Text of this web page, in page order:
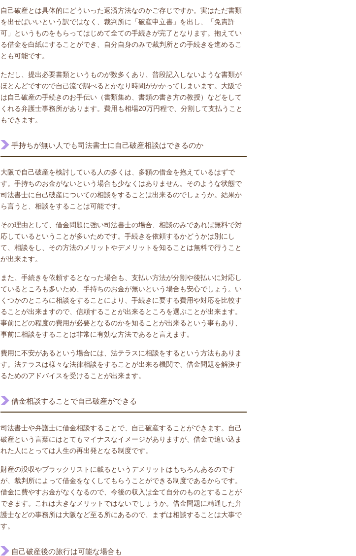
自己破産とは具体的にどういった返済方法なのかご存じですか。実はただ書類
を出せばいいという訳ではなく、裁判所に「破産申立書」を出し、「免責許
可」というものをもらってはじめて全ての手続きが完了となります。抱えてい
る借金を白紙にすることができ、自分自身のみで裁判所との手続きを進めるこ
とも可能です。
ただし、提出必要書類というものが数多くあり、普段記入しないような書類が
ほとんどですので自己流で調べるとかなり時間がかかってしまいます。大阪で
は自己破産の手続きのお手伝い（書類集め、書類の書き方の教授）などをして
くれる弁護士事務所があります。費用も相場20万円程で、分割して支払うこと
もできます。
手持ちが無い人でも司法書士に自己破産相談はできるのか
大阪で自己破産を検討している人の多くは、多額の借金を抱えているはずで
す。手持ちのお金がないという場合も少なくはありません。そのような状態で
司法書士に自己破産についての相談をすることは出来るのでしょうか。結果か
ら言うと、相談をすることは可能です。
その理由として、借金問題に強い司法書士の場合、相談のみであれば無料で対
応しているということが多いためです。手続きを依頼するかどうかは別にし
て、相談をし、その方法のメリットやデメリットを知ることは無料で行うこと
が出来ます。
また、手続きを依頼するとなった場合も、支払い方法が分割や後払いに対応し
ているところも多いため、手持ちのお金が無いという場合も安心でしょう。い
くつかのところに相談をすることにより、手続きに要する費用や対応を比較す
ることが出来ますので、信頼することが出来るところを選ぶことが出来ます。
事前にどの程度の費用が必要となるのかを知ることが出来るという事もあり、
事前に相談をすることは非常に有効な方法であると言えます。
費用に不安があるという場合には、法テラスに相談をするという方法もありま
す。法テラスは様々な法律相談をすることが出来る機関で、借金問題を解決す
るためのアドバイスを受けることが出来ます。
借金相談することで自己破産ができる
司法書士や弁護士に借金相談することで、自己破産することができます。自己
破産という言葉にはとてもマイナスなイメージがありますが、借金で追い込ま
れた人にとっては人生の再出発となる制度です。
財産の没収やブラックリストに載るというデメリットはもちろんあるのです
が、裁判所によって借金をなくしてもらうことができる制度であるからです。
借金に費やすお金がなくなるので、今後の収入は全て自分のものとすることが
できます。これは大きなメリットではないでしょうか。借金問題に精通した弁
護士などの事務所は大阪など至る所にあるので、まずは相談することは大事で
す。
自己破産後の旅行は可能な場合も